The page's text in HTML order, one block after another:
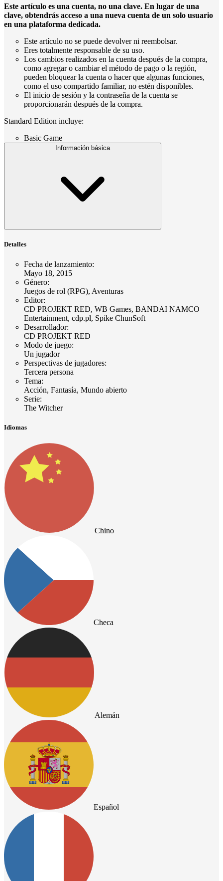
Este artículo es una cuenta, no una clave. En lugar de una
clave, obtendrás acceso a una nueva cuenta de un solo usuario
en una plataforma dedicada.
Este artículo no se puede devolver ni reembolsar.
Eres totalmente responsable de su uso.
Los cambios realizados en la cuenta después de la compra,
como agregar o cambiar el método de pago o la región,
pueden bloquear la cuenta o hacer que algunas funciones,
como el uso compartido familiar, no estén disponibles.
El inicio de sesión y la contraseña de la cuenta se
proporcionarán después de la compra.
Standard Edition incluye:
Basic Game
Información básica
Detalles
Fecha de lanzamiento:
Mayo 18, 2015
Género:
Juegos de rol (RPG), Aventuras
Editor:
CD PROJEKT RED, WB Games, BANDAI NAMCO
Entertainment, cdp.pl, Spike ChunSoft
Desarrollador:
CD PROJEKT RED
Modo de juego:
Un jugador
Perspectivas de jugadores:
Tercera persona
Tema:
Acción, Fantasía, Mundo abierto
Serie:
The Witcher
Idiomas
Chino
Checa
Alemán
Español